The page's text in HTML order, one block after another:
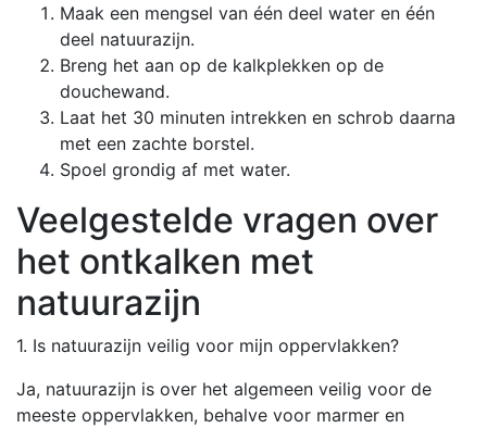
Maak een mengsel van één deel water en één
deel natuurazijn.
Breng het aan op de kalkplekken op de
douchewand.
Laat het 30 minuten intrekken en schrob daarna
met een zachte borstel.
Spoel grondig af met water.
Veelgestelde vragen over
het ontkalken met
natuurazijn
1. Is natuurazijn veilig voor mijn oppervlakken?
Ja, natuurazijn is over het algemeen veilig voor de
meeste oppervlakken, behalve voor marmer en